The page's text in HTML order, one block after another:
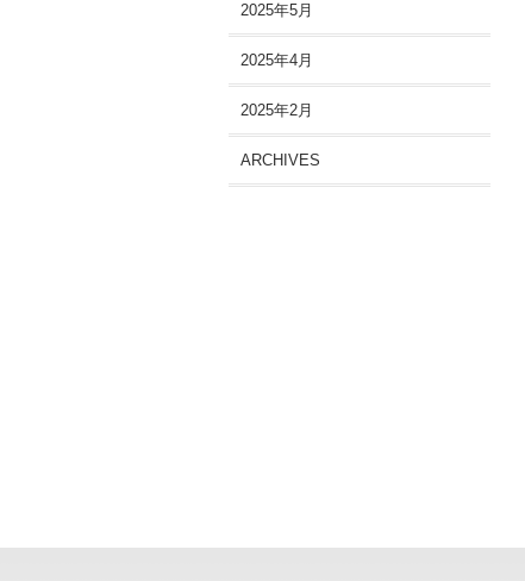
2025年5月
2025年4月
2025年2月
ARCHIVES